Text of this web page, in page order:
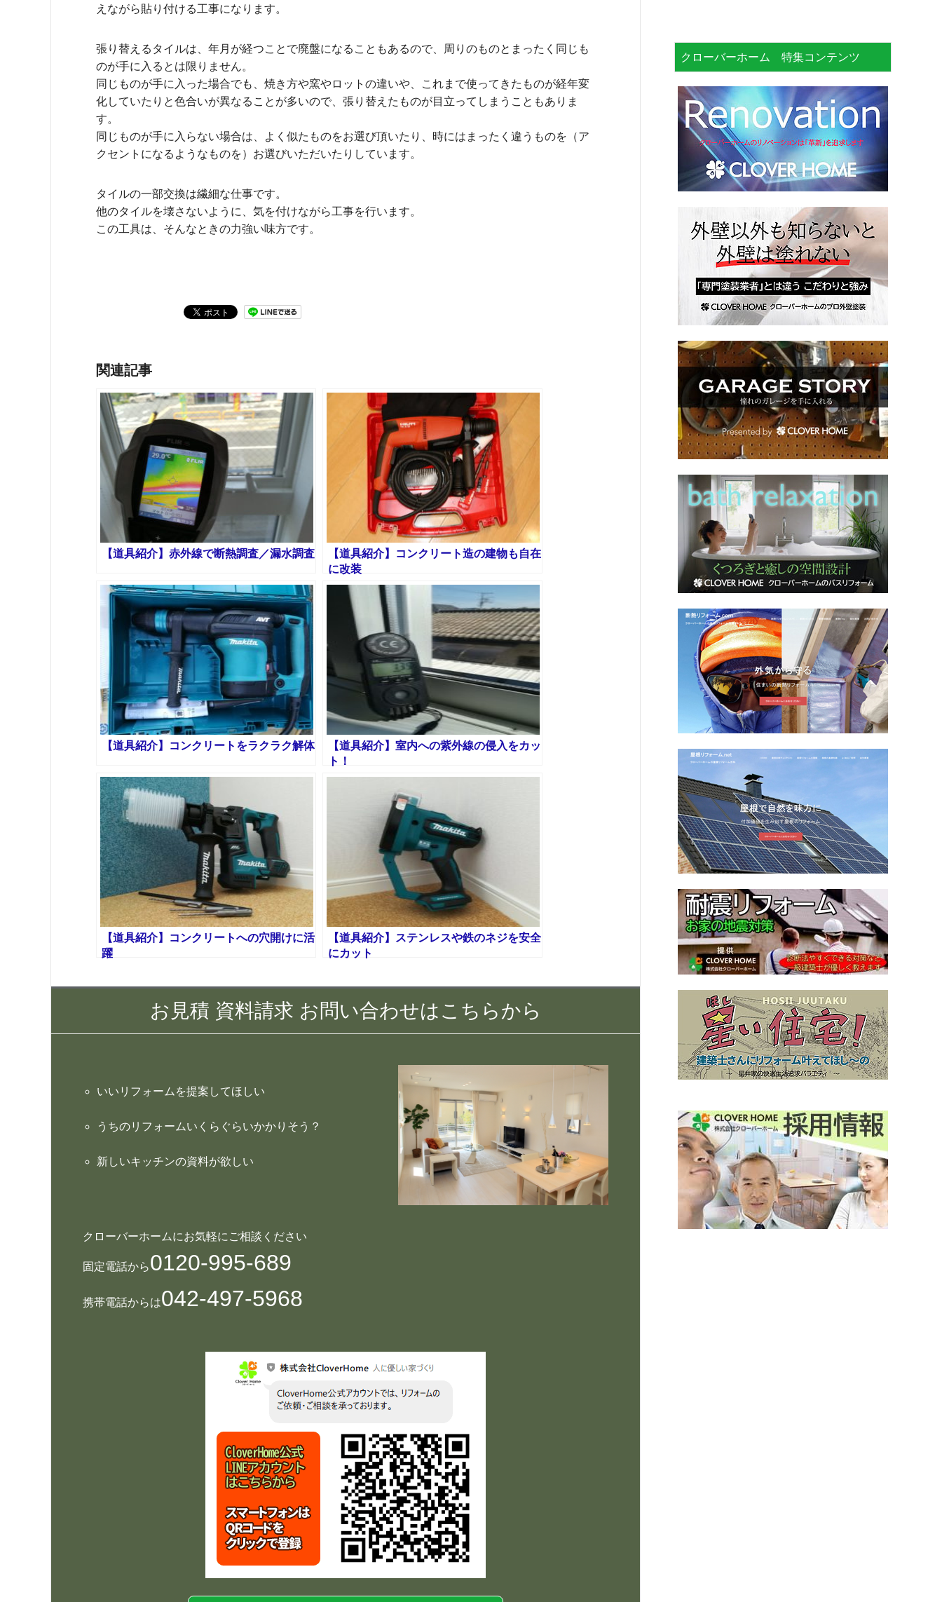
えながら貼り付ける工事になります。
張り替えるタイルは、年月が経つことで廃盤になることもあるので、周りのものとまったく同じも
のが手に入るとは限りません。
同じものが手に入った場合でも、焼き方や窯やロットの違いや、これまで使ってきたものが経年変
化していたりと色合いが異なることが多いので、張り替えたものが目立ってしまうこともありま
す。
同じものが手に入らない場合は、よく似たものをお選び頂いたり、時にはまったく違うものを（ア
クセントになるようなものを）お選びいただいたりしています。
タイルの一部交換は繊細な仕事です。
他のタイルを壊さないように、気を付けながら工事を行います。
この工具は、そんなときの力強い味方です。
関連記事
【道具紹介】赤外線で断熱調査／漏水調査
【道具紹介】コンクリート造の建物も自在
に改装
【道具紹介】コンクリートをラクラク解体
【道具紹介】室内への紫外線の侵入をカッ
ト！
【道具紹介】コンクリートへの穴開けに活
躍
【道具紹介】ステンレスや鉄のネジを安全
にカット
お見積 資料請求 お問い合わせはこちらから
いいリフォームを提案してほしい
うちのリフォームいくらぐらいかかりそう？
新しいキッチンの資料が欲しい
クローバーホームにお気軽にご相談ください
固定電話から0120-995-689
携帯電話からは042-497-5968
クローバーホーム 特集コンテンツ